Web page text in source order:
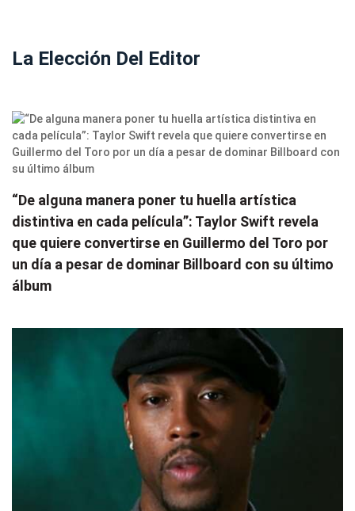
La Elección Del Editor
“De alguna manera poner tu huella artística
distintiva en cada película”: Taylor Swift revela
que quiere convertirse en Guillermo del Toro por
un día a pesar de dominar Billboard con su último
álbum